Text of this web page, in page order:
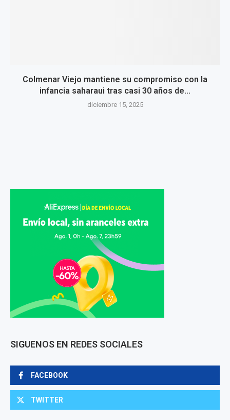
Colmenar Viejo mantiene su compromiso con la
infancia saharaui tras casi 30 años de...
diciembre 15, 2025
SIGUENOS EN REDES SOCIALES
FACEBOOK
TWITTER